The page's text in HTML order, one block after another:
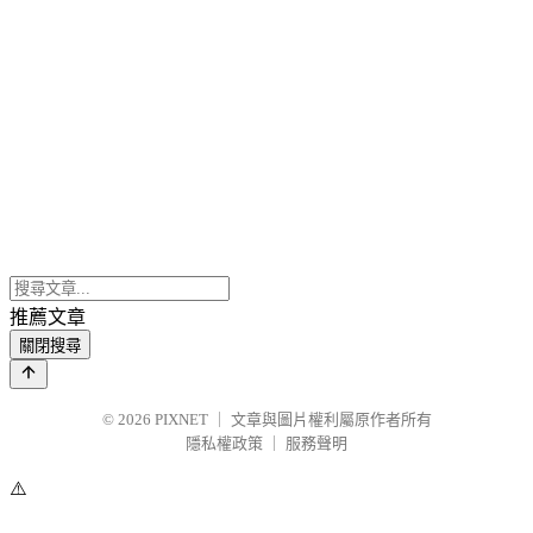
推薦文章
關閉搜尋
© 2026 PIXNET
文章與圖片權利屬原作者所有
隱私權政策
服務聲明
⚠️